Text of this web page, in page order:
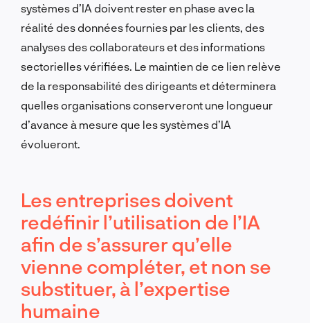
systèmes d’IA doivent rester en phase avec la
réalité des données fournies par les clients, des
analyses des collaborateurs et des informations
sectorielles vérifiées. Le maintien de ce lien relève
de la responsabilité des dirigeants et déterminera
quelles organisations conserveront une longueur
d’avance à mesure que les systèmes d’IA
évolueront.
Les entreprises doivent
redéfinir l’utilisation de l’IA
afin de s’assurer qu’elle
vienne compléter, et non se
substituer, à l’expertise
humaine